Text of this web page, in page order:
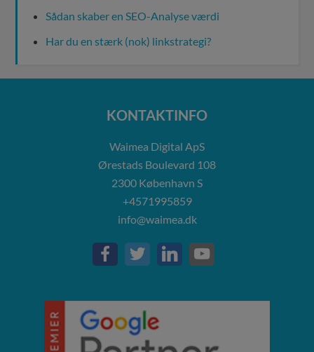
Sådan skaber en SEO-Analyse værdi
Har du en stærk (nok) linkstrategi?
KONTAKTINFO
Waimea Digital ApS
Ørestads Boulevard 108
2300 København S
+4571995859
info@waimea.dk